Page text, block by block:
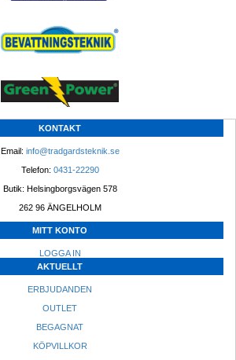
KONTAKT
Email: info@tradgardsteknik.se
Telefon: 0431-22290
Butik: Helsingborgsvägen 578
262 96 ÄNGELHOLM
MITT KONTO
LOGGA IN
AKTUELLT
ERBJUDANDEN
OUTLET
BEGAGNAT
KÖPVILLKOR